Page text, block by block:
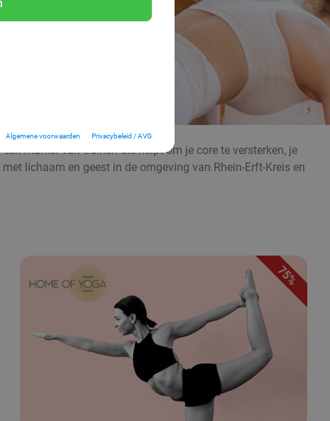
Algemene voorwaarden Privacybeleid / AVG
manier van trainen die helpt om je core te versterken, je
lichaam en geest in de omgeving van Rhein-Erft-Kreis en
75%